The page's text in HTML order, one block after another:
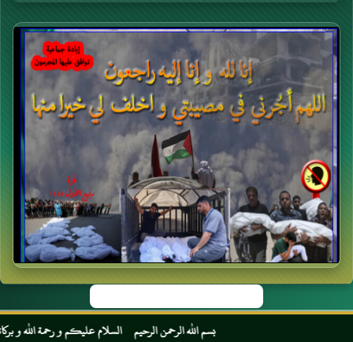
بسم الله الرحمن الرحيم السلام عليكم و رحمة الله و بركاته